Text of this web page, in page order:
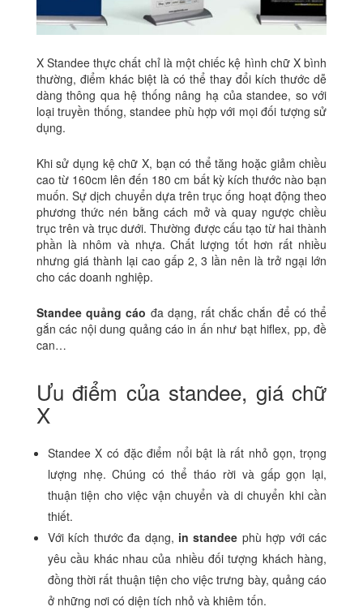
X Standee thực chất chỉ là một chiếc kệ hình chữ X bình
thường, điểm khác biệt là có thể thay đổi kích thước dễ
dàng thông qua hệ thống nâng hạ của standee, so với
loại truyền thống, standee phù hợp với mọi đối tượng sử
dụng.
Khi sử dụng kệ chữ X, bạn có thể tăng hoặc giảm chiều
cao từ 160cm lên đến 180 cm bất kỳ kích thước nào bạn
muốn. Sự dịch chuyển dựa trên trục ống hoạt động theo
phương thức nén bằng cách mở và quay ngược chiều
trục trên và trục dưới. Thường được cấu tạo từ hai thành
phần là nhôm và nhựa. Chất lượng tốt hơn rất nhiều
nhưng giá thành lại cao gấp 2, 3 lần nên là trở ngại lớn
cho các doanh nghiệp.
Standee quảng cáo đa dạng, rất chắc chắn để có thể
gắn các nội dung quảng cáo in ấn như bạt hiflex, pp, đề
can…
Ưu điểm của standee, giá chữ
X
Standee X có đặc điểm nổi bật là rất nhỏ gọn, trọng
lượng nhẹ. Chúng có thể tháo rời và gấp gọn lại,
thuận tiện cho việc vận chuyển và di chuyển khi cần
thiết.
Với kích thước đa dạng, in standee phù hợp với các
yêu cầu khác nhau của nhiều đối tượng khách hàng,
đồng thời rất thuận tiện cho việc trưng bày, quảng cáo
ở những nơi có diện tích nhỏ và khiêm tốn.